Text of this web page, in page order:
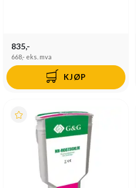
835,-
668,- eks. mva
KJØP